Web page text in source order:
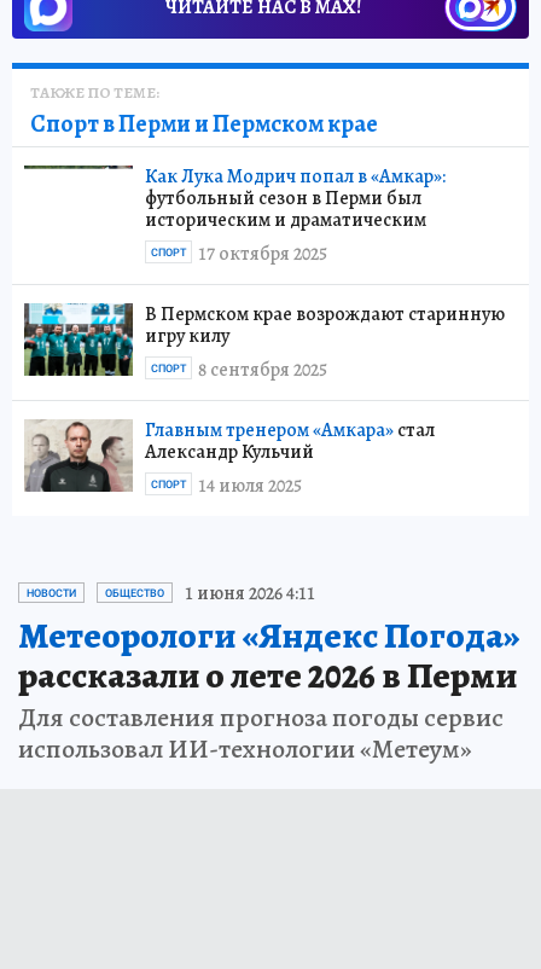
ЧИТАЙТЕ НАС В МАХ!
ТАКЖЕ ПО ТЕМЕ:
Спорт в Перми и Пермском крае
Как Лука Модрич попал в «Амкар»:
футбольный сезон в Перми был
историческим и драматическим
17 октября 2025
СПОРТ
В Пермском крае возрождают старинную
игру килу
8 сентября 2025
СПОРТ
Главным тренером «Амкара»стал
Александр Кульчий
14 июля 2025
СПОРТ
НОВОСТИ ОБЩЕСТВО 1 июня 2026 4:11
Метеорологи «Яндекс Погода»
рассказали о лете 2026 в Перми
Для составления прогноза погоды сервис
использовал ИИ-технологии «Метеум»